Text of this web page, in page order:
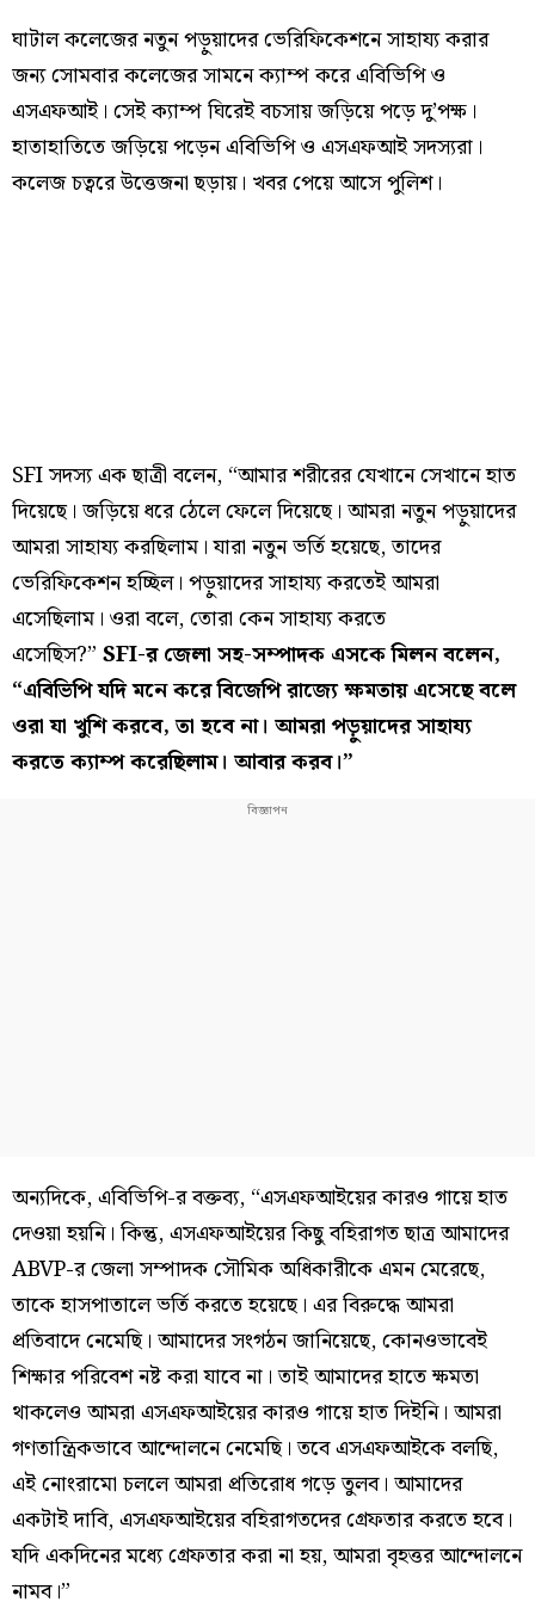
ঘাটাল কলেজের নতুন পড়ুয়াদের ভেরিফিকেশনে সাহায্য করার
জন্য সোমবার কলেজের সামনে ক্যাম্প করে এবিভিপি ও
এসএফআই। সেই ক্যাম্প ঘিরেই বচসায় জড়িয়ে পড়ে দু’পক্ষ।
হাতাহাতিতে জড়িয়ে পড়েন এবিভিপি ও এসএফআই সদস্যরা।
কলেজ চত্বরে উত্তেজনা ছড়ায়। খবর পেয়ে আসে পুলিশ।
SFI সদস্য এক ছাত্রী বলেন, “আমার শরীরের যেখানে সেখানে হাত
দিয়েছে। জড়িয়ে ধরে ঠেলে ফেলে দিয়েছে। আমরা নতুন পড়ুয়াদের
আমরা সাহায্য করছিলাম। যারা নতুন ভর্তি হয়েছে, তাদের
ভেরিফিকেশন হচ্ছিল। পড়ুয়াদের সাহায্য করতেই আমরা
এসেছিলাম। ওরা বলে, তোরা কেন সাহায্য করতে
এসেছিস?” SFI-র জেলা সহ-সম্পাদক এসকে মিলন বলেন,
“এবিভিপি যদি মনে করে বিজেপি রাজ্যে ক্ষমতায় এসেছে বলে
ওরা যা খুশি করবে, তা হবে না। আমরা পড়ুয়াদের সাহায্য
করতে ক্যাম্প করেছিলাম। আবার করব।”
অন্যদিকে, এবিভিপি-র বক্তব্য, “এসএফআইয়ের কারও গায়ে হাত
দেওয়া হয়নি। কিন্তু, এসএফআইয়ের কিছু বহিরাগত ছাত্র আমাদের
ABVP-র জেলা সম্পাদক সৌমিক অধিকারীকে এমন মেরেছে,
তাকে হাসপাতালে ভর্তি করতে হয়েছে। এর বিরুদ্ধে আমরা
প্রতিবাদে নেমেছি। আমাদের সংগঠন জানিয়েছে, কোনওভাবেই
শিক্ষার পরিবেশ নষ্ট করা যাবে না। তাই আমাদের হাতে ক্ষমতা
থাকলেও আমরা এসএফআইয়ের কারও গায়ে হাত দিইনি। আমরা
গণতান্ত্রিকভাবে আন্দোলনে নেমেছি। তবে এসএফআইকে বলছি,
এই নোংরামো চললে আমরা প্রতিরোধ গড়ে তুলব। আমাদের
একটাই দাবি, এসএফআইয়ের বহিরাগতদের গ্রেফতার করতে হবে।
যদি একদিনের মধ্যে গ্রেফতার করা না হয়, আমরা বৃহত্তর আন্দোলনে
নামব।”